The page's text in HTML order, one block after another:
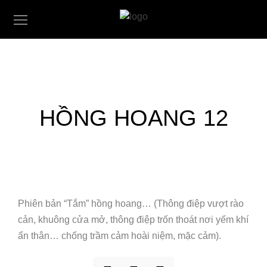
HỒNG HOANG 12
Phiên bản “Tắm” hồng hoang… (Thông điệp vượt rào
cản, khuông cửa mở, thông điệp trốn thoát nơi yếm khí
ẩn thân… chống trầm cảm hoài niệm, mặc cảm).